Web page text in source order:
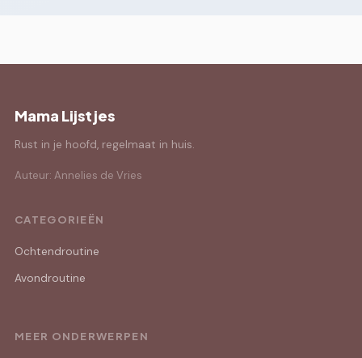
Mama Lijstjes
Rust in je hoofd, regelmaat in huis.
Auteur: Annelies de Vries
CATEGORIEËN
Ochtendroutine
Avondroutine
MEER ONDERWERPEN